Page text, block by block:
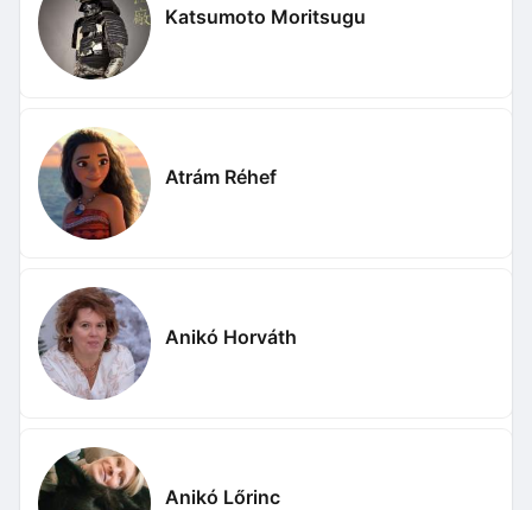
Katsumoto Moritsugu
Atrám Réhef
Anikó Horváth
Anikó Lőrinc